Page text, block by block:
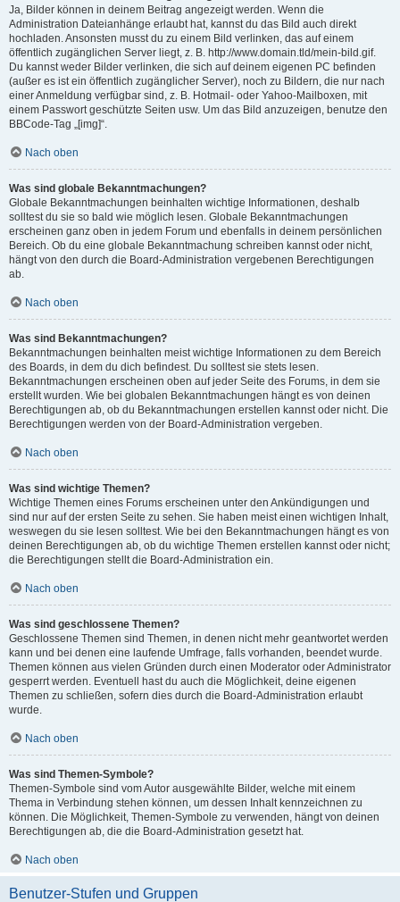
Ja, Bilder können in deinem Beitrag angezeigt werden. Wenn die
Administration Dateianhänge erlaubt hat, kannst du das Bild auch direkt
hochladen. Ansonsten musst du zu einem Bild verlinken, das auf einem
öffentlich zugänglichen Server liegt, z. B. http://www.domain.tld/mein-bild.gif.
Du kannst weder Bilder verlinken, die sich auf deinem eigenen PC befinden
(außer es ist ein öffentlich zugänglicher Server), noch zu Bildern, die nur nach
einer Anmeldung verfügbar sind, z. B. Hotmail- oder Yahoo-Mailboxen, mit
einem Passwort geschützte Seiten usw. Um das Bild anzuzeigen, benutze den
BBCode-Tag „[img]“.
Nach oben
Was sind globale Bekanntmachungen?
Globale Bekanntmachungen beinhalten wichtige Informationen, deshalb
solltest du sie so bald wie möglich lesen. Globale Bekanntmachungen
erscheinen ganz oben in jedem Forum und ebenfalls in deinem persönlichen
Bereich. Ob du eine globale Bekanntmachung schreiben kannst oder nicht,
hängt von den durch die Board-Administration vergebenen Berechtigungen
ab.
Nach oben
Was sind Bekanntmachungen?
Bekanntmachungen beinhalten meist wichtige Informationen zu dem Bereich
des Boards, in dem du dich befindest. Du solltest sie stets lesen.
Bekanntmachungen erscheinen oben auf jeder Seite des Forums, in dem sie
erstellt wurden. Wie bei globalen Bekanntmachungen hängt es von deinen
Berechtigungen ab, ob du Bekanntmachungen erstellen kannst oder nicht. Die
Berechtigungen werden von der Board-Administration vergeben.
Nach oben
Was sind wichtige Themen?
Wichtige Themen eines Forums erscheinen unter den Ankündigungen und
sind nur auf der ersten Seite zu sehen. Sie haben meist einen wichtigen Inhalt,
weswegen du sie lesen solltest. Wie bei den Bekanntmachungen hängt es von
deinen Berechtigungen ab, ob du wichtige Themen erstellen kannst oder nicht;
die Berechtigungen stellt die Board-Administration ein.
Nach oben
Was sind geschlossene Themen?
Geschlossene Themen sind Themen, in denen nicht mehr geantwortet werden
kann und bei denen eine laufende Umfrage, falls vorhanden, beendet wurde.
Themen können aus vielen Gründen durch einen Moderator oder Administrator
gesperrt werden. Eventuell hast du auch die Möglichkeit, deine eigenen
Themen zu schließen, sofern dies durch die Board-Administration erlaubt
wurde.
Nach oben
Was sind Themen-Symbole?
Themen-Symbole sind vom Autor ausgewählte Bilder, welche mit einem
Thema in Verbindung stehen können, um dessen Inhalt kennzeichnen zu
können. Die Möglichkeit, Themen-Symbole zu verwenden, hängt von deinen
Berechtigungen ab, die die Board-Administration gesetzt hat.
Nach oben
Benutzer-Stufen und Gruppen